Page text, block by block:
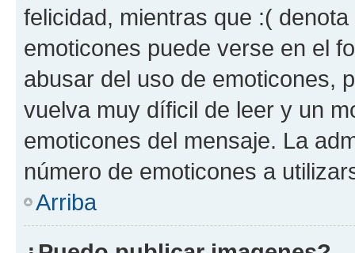
felicidad, mientras que :(
emoticones puede verse en el
abusar del uso de emoticones,
vuelva muy díficil de leer y un
emoticones del mensaje. La
número de emoticones a
Arriba